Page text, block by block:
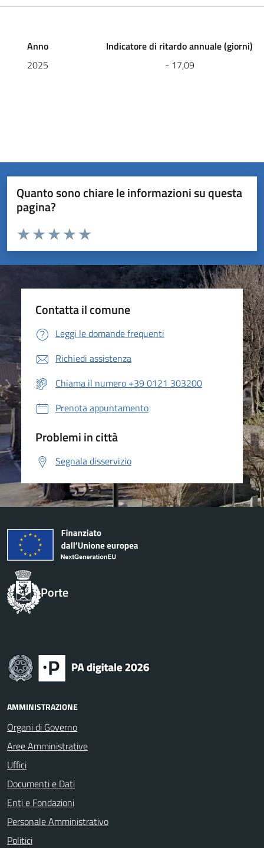
Anno
Indicatore di ritardo annuale (giorni)
2025
- 17,09
Quanto sono chiare le informazioni su questa
pagina?
Valuta da 1 a 5 stelle la pagina
Valuta 5 stelle su 5
Valuta 4 stelle su 5
Valuta 3 stelle su 5
Valuta 2 stelle su 5
Valuta 1 stelle su 5
Contatta il comune
Leggi le domande frequenti
Richiedi assistenza
Chiama il numero +39 0121 303200
Prenota appuntamento
Problemi in città
Segnala disservizio
Porte
AMMINISTRAZIONE
Organi di Governo
Aree Amministrative
Uffici
Documenti e Dati
Enti e Fondazioni
Personale Amministrativo
Politici